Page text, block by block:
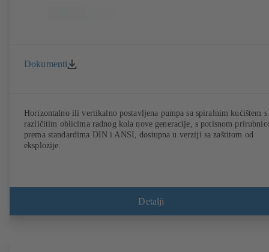
Dokumenti
Horizontalno ili vertikalno postavljena pumpa sa spiralnim kućištem s
različitim oblicima radnog kola nove generacije, s potisnom
prema standardima DIN i ANSI, dostupna u verziji sa zaštitom od
eksplozije.
Detalji